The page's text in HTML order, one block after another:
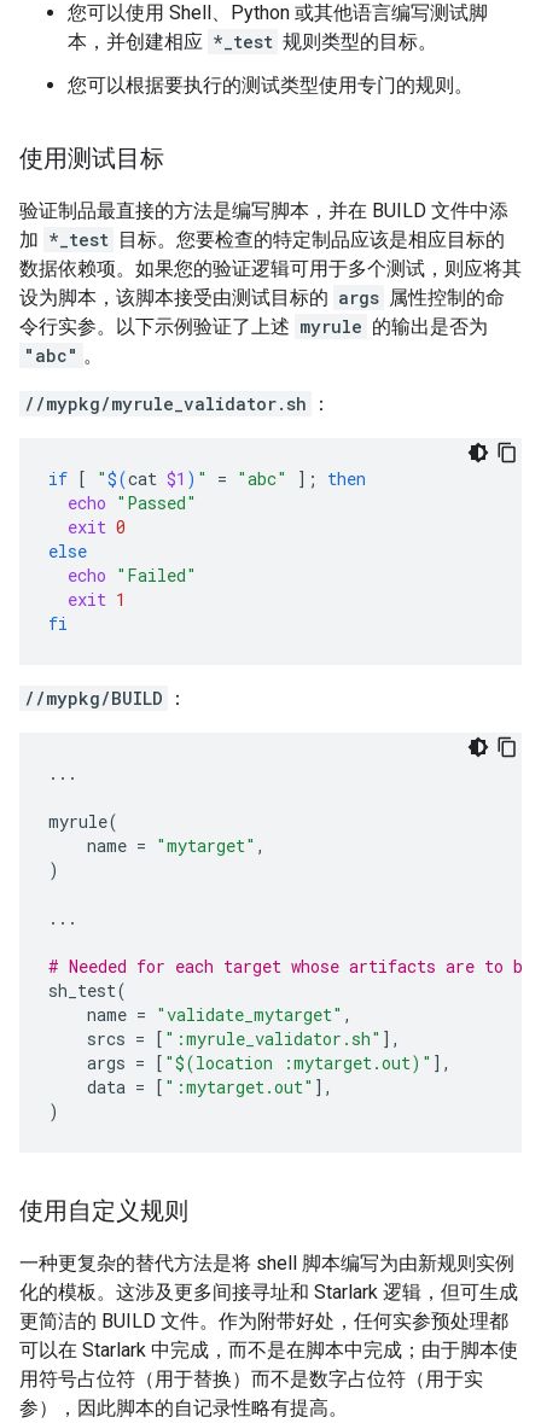
您可以使用 Shell、Python 或其他语言编写测试脚
本，并创建相应 *_test 规则类型的目标。
您可以根据要执行的测试类型使用专门的规则。
使用测试目标
验证制品最直接的方法是编写脚本，并在 BUILD 文件中添
加 *_test 目标。您要检查的特定制品应该是相应目标的
数据依赖项。如果您的验证逻辑可用于多个测试，则应将其
设为脚本，该脚本接受由测试目标的 args 属性控制的命
令行实参。以下示例验证了上述 myrule 的输出是否为
"abc" 。
//mypkg/myrule_validator.sh ：
if [ "$(cat $1 ) " = "abc" ] ;
then
echo "Passed"
exit 0
else
echo "Failed"
exit 1
fi
//mypkg/BUILD ：
...
myrule(
name = "mytarget" ,
)
...
# Needed for each target whose artifacts are to be
sh_test(
name = "validate_mytarget" ,
srcs = [ ":myrule_validator.sh" ],
args = [ "$(location :mytarget.out)" ],
data = [ ":mytarget.out" ],
)
使用自定义规则
一种更复杂的替代方法是将 shell 脚本编写为由新规则实例
化的模板。这涉及更多间接寻址和 Starlark 逻辑，但可生成
更简洁的 BUILD 文件。作为附带好处，任何实参预处理都
可以在 Starlark 中完成，而不是在脚本中完成；由于脚本使
用符号占位符（用于替换）而不是数字占位符（用于实
参），因此脚本的自记录性略有提高。